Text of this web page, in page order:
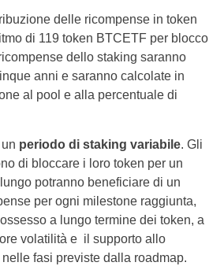
delle ricompense in token
di 119 token BTCETF per blocco
dello staking saranno
anni e saranno calcolate in
al pool e alla percentuale di
periodo di staking variabile. Gli
di bloccare i loro token per un
potranno beneficiare di un
per ogni milestone raggiunta,
a lungo termine dei token, a
volatilità e il supporto allo
fasi previste dalla roadmap.